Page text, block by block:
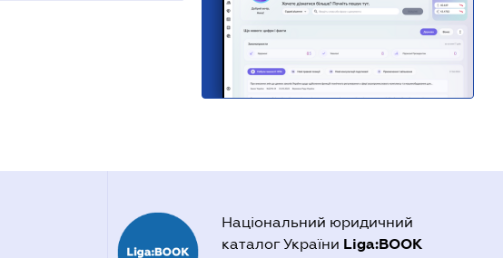
Національний юридичний
каталог України Liga:BOOK